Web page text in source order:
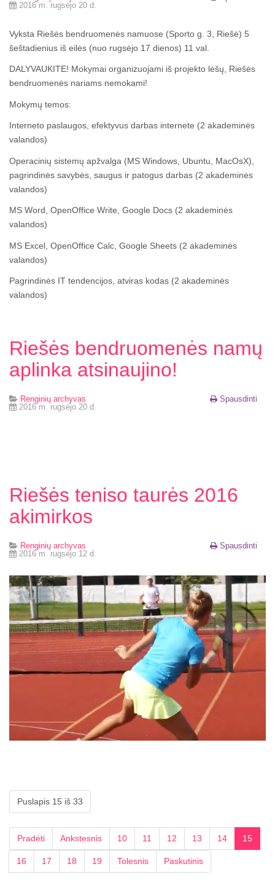
2016 m. rugsėjo 20 d.
Vyksta Riešės bendruomenės namuose (Sporto g. 3, Riešė) 5
šeštadienius iš eilės (nuo rugsėjo 17 dienos) 11 val.
DALYVAUKITE! Mokymai organizuojami iš projekto lėšų, Riešės
bendruomenės nariams nemokami!
Mokymų temos:
Interneto paslaugos, efektyvus darbas internete (2 akademinės
valandos)
Operacinių sistemų apžvalga (MS Windows, Ubuntu, MacOsX),
pagrindinės savybės, saugus ir patogus darbas (2 akademinės
valandos)
MS Word, OpenOffice Write, Google Docs (2 akademinės
valandos)
MS Excel, OpenOffice Calc, Google Sheets (2 akademinės
valandos)
Pagrindinės IT tendencijos, atviras kodas (2 akademinės
valandos)
Riešės bendruomenės namų
aplinka atsinaujino!
Spausdinti
Renginių archyvas
2016 m. rugsėjo 20 d.
Riešės teniso taurės 2016
akimirkos
Spausdinti
Renginių archyvas
2016 m. rugsėjo 12 d.
Puslapis 15 iš 33
Pradėti Ankstesnis 10 11 12 13 14 15
16 17 18 19 Tolesnis Paskutinis